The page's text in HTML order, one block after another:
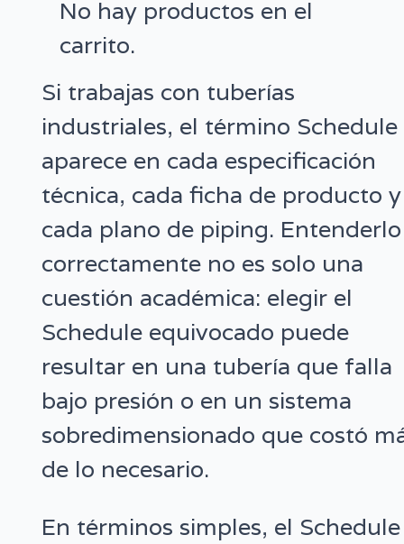
No hay productos en el
carrito.
Si trabajas con tuberías
industriales, el término Schedule
aparece en cada especificación
técnica, cada ficha de producto y
cada plano de piping. Entenderlo
correctamente no es solo una
cuestión académica: elegir el
Schedule equivocado puede
resultar en una tubería que falla
bajo presión o en un sistema
sobredimensionado que costó
de lo necesario.
En términos simples, el Schedule